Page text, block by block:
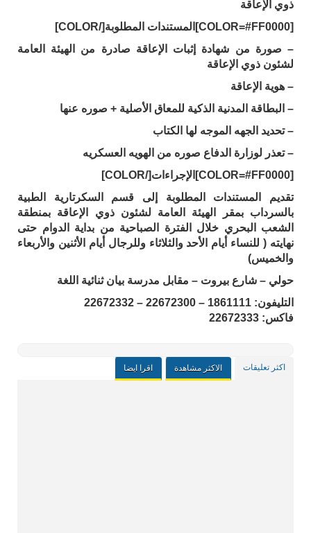
ذوي الإعاقة
[COLOR=#FF0000]المستندات المطلوبة[/COLOR]
– صورة من شهادة إثبات الإعاقة صادرة من الهيئة العامة
لشئون ذوي الإعاقة
– هوية الإعاقة
– البطاقة المدنية الذكية للمعاق الأصلية + صوره عنها
– تحديد الجهه الموجه لها الكتاب
– تعذر لوزارة الدفاع صوره من الهويه العسكريه
[COLOR=#FF0000]الإجراءات[/COLOR]
تقديم المستندات المطلوبة إلى قسم السكرتارية الطبية
بالسرداب بمقر الهيئة العامة لشئون ذوي الإعاقة بمنطقة
الشعب البحري خلال الفترة الصباحية من بداية الدوام حتى
نهايته ( للنساء أيام الأحد والثلاثاء وللرجال أيام الأثنين والأربعاء
والخميس)
حولي – شارع بيروت – مقابل مدرسة بيان ثنائية اللغة
التليفون: 1861111 – 22672300 – 22672332
فاكس: 22672333
اكثر تعليقات الاكثر مشاهدة اقرا ايضا